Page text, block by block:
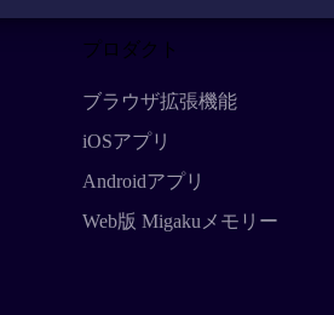
プロダクト
ブラウザ拡張機能
iOSアプリ
Androidアプリ
Web版 Migakuメモリー